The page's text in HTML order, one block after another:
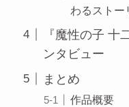
わるストー
『魔性の子 十
ンタビュー
まとめ
作品概要